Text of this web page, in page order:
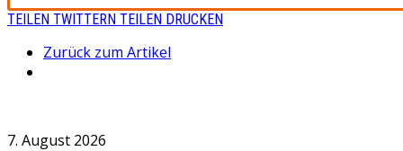
TEILEN TWITTERN TEILEN DRUCKEN
Zurück zum Artikel
7. August 2026